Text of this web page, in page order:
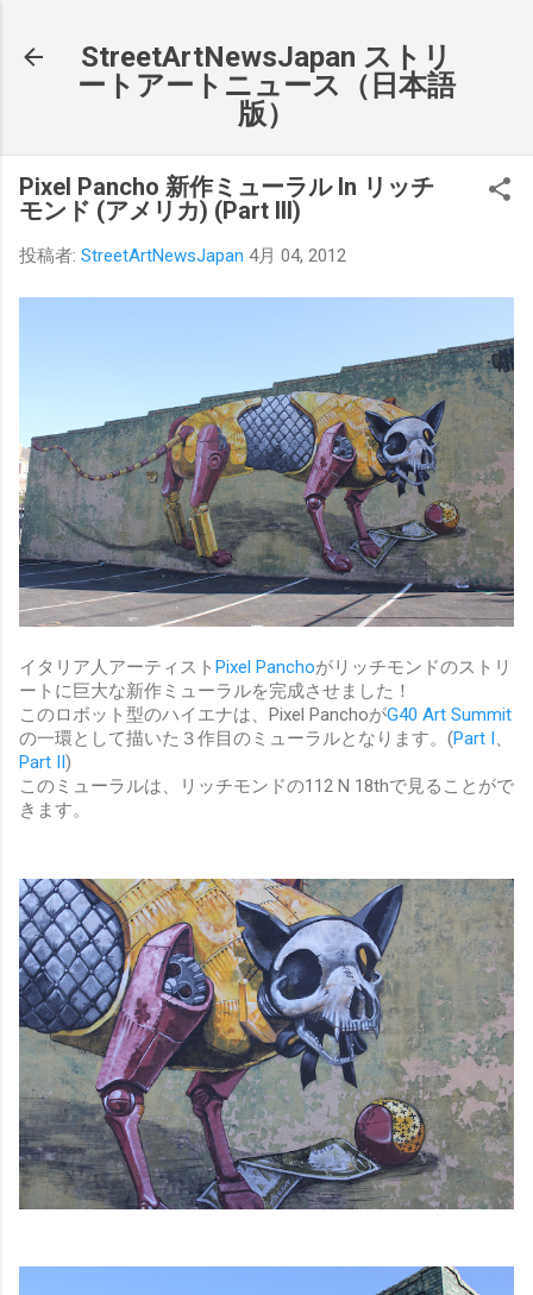
StreetArtNewsJapan ストリ
ートアートニュース（日本語
版）
Pixel Pancho 新作ミューラル In リッチ
モンド (アメリカ) (Part III)
投稿者: StreetArtNewsJapan 4月 04, 2012
イタリア人アーティスト Pixel Panchoがリッチモンドのストリ
ートに巨大な新作ミューラルを完成させました！
このロボット型のハイエナは、Pixel PanchoがG40 Art Summit
の一環として描いた３作目のミューラルとなります。(Part I、
Part II)
このミューラルは、リッチモンドの112 N 18thで見ることがで
きます。